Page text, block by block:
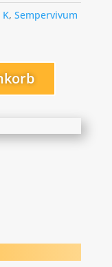
K, Sempervivum